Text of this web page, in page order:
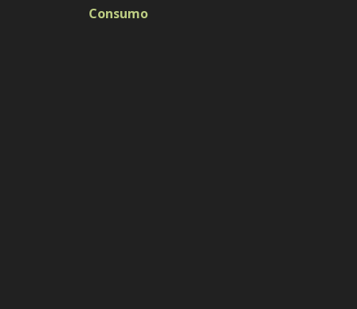
Consumo